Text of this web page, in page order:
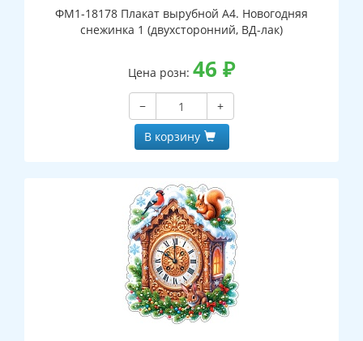
ФМ1-18178 Плакат вырубной А4. Новогодняя
снежинка 1 (двухсторонний, ВД-лак)
Цена розн: 46 ₽
−
+
В корзину